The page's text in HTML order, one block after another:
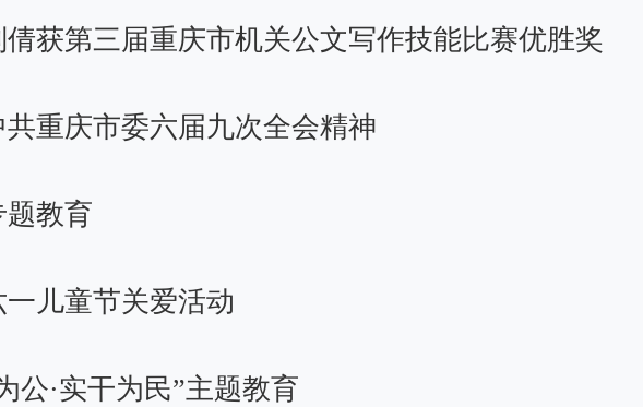
获第三届重庆市机关公文写作技能比赛优胜奖
重庆市委六届九次全会精神
教育
儿童节关爱活动
公·实干为民”主题教育